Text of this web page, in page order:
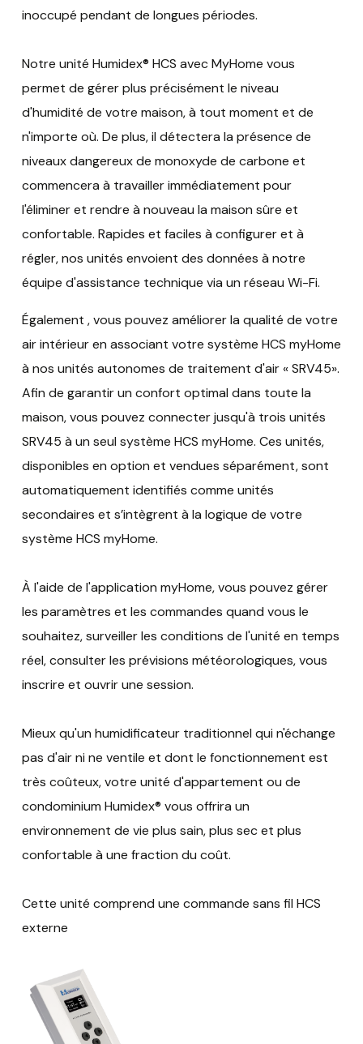
inoccupé pendant de longues périodes.
Notre unité Humidex® HCS avec MyHome vous
permet de gérer plus précisément le niveau
d'humidité de votre maison, à tout moment et de
n'importe où. De plus, il détectera la présence de
niveaux dangereux de monoxyde de carbone et
commencera à travailler immédiatement pour
l'éliminer et rendre à nouveau la maison sûre et
confortable. Rapides et faciles à configurer et à
régler, nos unités envoient des données à notre
équipe d'assistance technique via un réseau Wi-Fi.
Également , vous pouvez améliorer la qualité de votre
air intérieur en associant votre système HCS myHome
à nos unités autonomes de traitement d'air « SRV45».
Afin de garantir un confort optimal dans toute la
maison, vous pouvez connecter jusqu'à trois unités
SRV45 à un seul système HCS myHome. Ces unités,
disponibles en option et vendues séparément, sont
automatiquement identifiés comme unités
secondaires et s’intègrent à la logique de votre
système HCS myHome.
À l'aide de l'application myHome, vous pouvez gérer
les paramètres et les commandes quand vous le
souhaitez, surveiller les conditions de l'unité en temps
réel, consulter les prévisions météorologiques, vous
inscrire et ouvrir une session.
Mieux qu'un humidificateur traditionnel qui n'échange
pas d'air ni ne ventile et dont le fonctionnement est
très coûteux, votre unité d'appartement ou de
condominium Humidex® vous offrira un
environnement de vie plus sain, plus sec et plus
confortable à une fraction du coût.
Cette unité comprend une commande sans fil HCS
externe